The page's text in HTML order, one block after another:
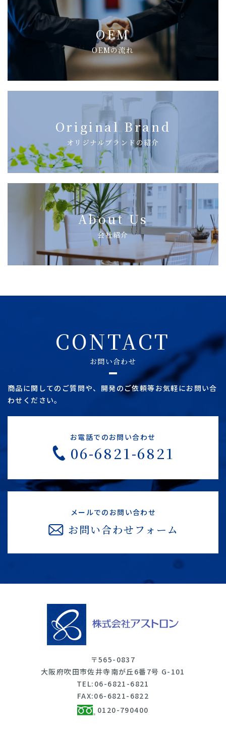
OEM
OEMの流れ
Original Brand
オリジナルブランドの紹介
About Us
会社紹介
CONTACT
お問い合わせ
商品に関してのご質問や、開発のご依頼等お気軽にお問い合
わせください。
お電話でのお問い合わせ
06-6821-6821
メールでのお問い合わせ
お問い合わせフォーム
〒565-0837
大阪府吹田市佐井寺南が丘6番7号 G-101
TEL:06-6821-6821
FAX:06-6821-6822
0120-790400